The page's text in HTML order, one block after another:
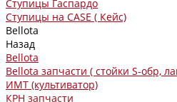
Ступицы Гаспардо
Ступицы на CASE ( Кейс)
Bellota
Назад
Bellota
Bellota запчасти ( стойки S-обр,
ИМТ (культиватор)
КРН запчасти